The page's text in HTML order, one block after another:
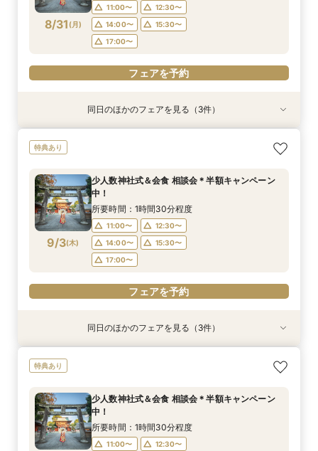
17:00〜
フェアを予約
17:00〜
フェアを予約
フェアを予約
8/31 (月)
11:00〜
12:30〜
14:00〜
15:30〜
17:00〜
フェアを予約
8/31(月)
【少人数専門】家族に感謝を伝える結婚式＆会食
14:00〜
15:30〜
17:00〜
フェアを予約
8/31(月)
14:00〜
15:30〜
17:00〜
フェアを予約
8/31(月)
大人気！リゾートウエディング相談会（沖縄、北
フェアを予約
同日のほかのフェアを見る（3件）
特典あり
9/3(木)
少人数神社式＆会食 相談会＊半額キャンペーン
中！
所要時間：1時間30分程度
11:00〜
12:30〜
14:00〜
15:30〜
17:00〜
フェアを予約
9/3(木)
【少人数専門】家族に感謝を伝える結婚式＆会食
14:00〜
15:30〜
17:00〜
9/3(木)
14:00〜
15:30〜
17:00〜
9/3(木)
大人気！リゾートウエディング相談会（沖縄、北
同日のほかのフェアを見る（3件）
特典あり
少人数神社式＆会食 相談会＊半額キャンペーン
中！
所要時間：1時間30分程度
11:00〜
12:30〜